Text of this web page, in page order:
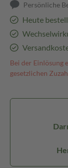
Persönliche
Heute
Bei der Einlösung
gesetzlichen